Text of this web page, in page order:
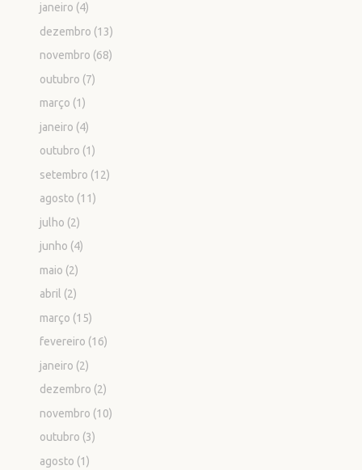
janeiro (4)
dezembro (13)
novembro (68)
outubro (7)
março (1)
janeiro (4)
outubro (1)
setembro (12)
agosto (11)
julho (2)
junho (4)
maio (2)
abril (2)
março (15)
fevereiro (16)
janeiro (2)
dezembro (2)
novembro (10)
outubro (3)
agosto (1)